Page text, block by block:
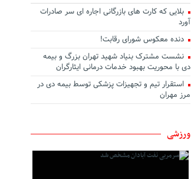
بلایی که کارت های بازرگانی اجاره ای سر صادرات
آورد
دنده معکوس شورای رقابت!
نشست مشترک بنیاد شهید تهران بزرگ و بیمه
دی با محوریت بهبود خدمات درمانی ایثارگران
استقرار تیم و تجهیزات پزشکی توسط بیمه دی در
مرز مهران
ورزشی